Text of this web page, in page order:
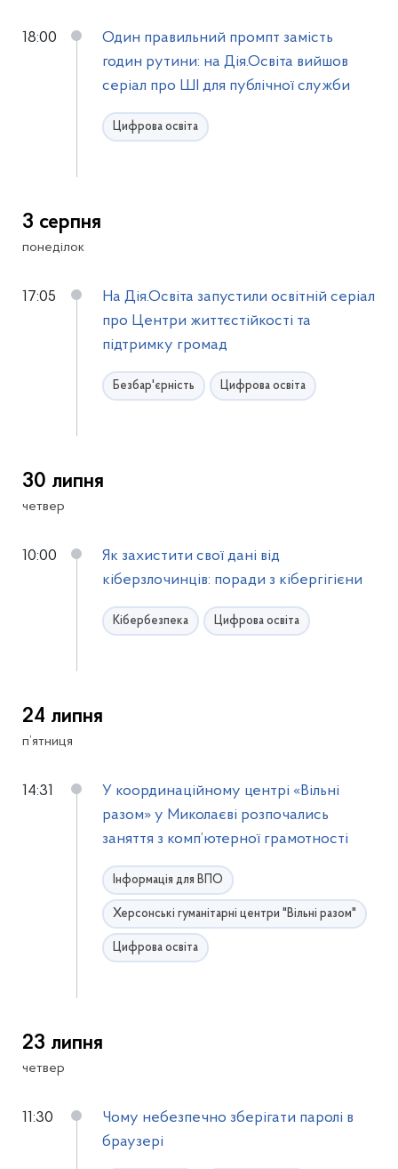
18:00
Один правильний промпт замість
годин рутини: на Дія.Освіта вийшов
серіал про ШІ для публічної служби
Цифрова освіта
3 серпня
понеділок
17:05
На Дія.Освіта запустили освітній серіал
про Центри життєстійкості та
підтримку громад
Безбар'єрність Цифрова освіта
30 липня
четвер
10:00
Як захистити свої дані від
кіберзлочинців: поради з кібергігієни
Кібербезпека Цифрова освіта
24 липня
п’ятниця
14:31
У координаційному центрі «Вільні
разом» у Миколаєві розпочались
заняття з комп’ютерної грамотності
Інформація для ВПО
Херсонські гуманітарні центри "Вільні разом"
Цифрова освіта
23 липня
четвер
11:30
Чому небезпечно зберігати паролі в
браузері